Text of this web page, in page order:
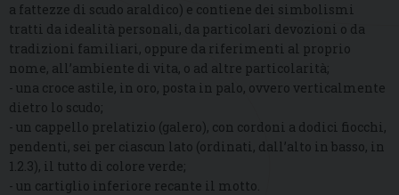
a fattezze di scudo araldico) e contiene dei simbolismi
tratti da idealità personali, da particolari devozioni o da
tradizioni familiari, oppure da riferimenti al proprio
nome, all’ambiente di vita, o ad altre particolarità;
- una croce astile, in oro, posta in palo, ovvero verticalmente
dietro lo scudo;
- un cappello prelatizio (galero), con cordoni a dodici fiocchi,
pendenti, sei per ciascun lato (ordinati, dall’alto in basso, in
1.2.3), il tutto di colore verde;
- un cartiglio inferiore recante il motto.